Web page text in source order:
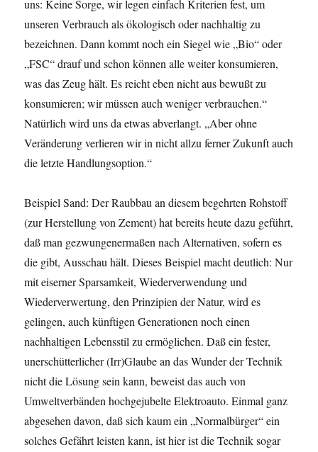
uns: Keine Sorge, wir legen einfach Kriterien fest, um
unseren Verbrauch als ökologisch oder nachhaltig zu
bezeichnen. Dann kommt noch ein Siegel wie „Bio“ oder
„FSC“ drauf und schon können alle weiter konsumieren,
was das Zeug hält. Es reicht eben nicht aus bewußt zu
konsumieren; wir müssen auch weniger verbrauchen.“
Natürlich wird uns da etwas abverlangt. „Aber ohne
Veränderung verlieren wir in nicht allzu ferner Zukunft auch
die letzte Handlungsoption.“
Beispiel Sand: Der Raubbau an diesem begehrten Rohstoff
(zur Herstellung von Zement) hat bereits heute dazu geführt,
daß man gezwungenermaßen nach Alternativen, sofern es
die gibt, Ausschau hält. Dieses Beispiel macht deutlich: Nur
mit eiserner Sparsamkeit, Wiederverwendung und
Wiederverwertung, den Prinzipien der Natur, wird es
gelingen, auch künftigen Generationen noch einen
nachhaltigen Lebensstil zu ermöglichen. Daß ein fester,
unerschütterlicher (Irr)Glaube an das Wunder der Technik
nicht die Lösung sein kann, beweist das auch von
Umweltverbänden hochgejubelte Elektroauto. Einmal ganz
abgesehen davon, daß sich kaum ein „Normalbürger“ ein
solches Gefährt leisten kann, ist hier ist die Technik sogar